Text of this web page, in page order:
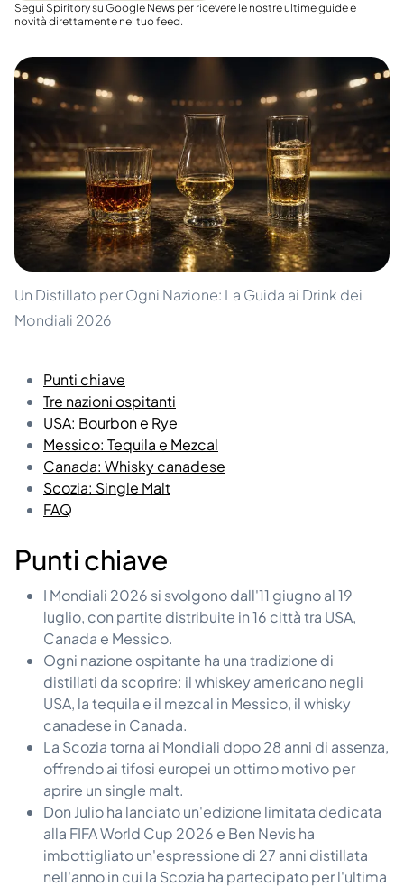
Segui Spiritory su Google News per ricevere le nostre ultime guide e
novità direttamente nel tuo feed.
Un Distillato per Ogni Nazione: La Guida ai Drink dei
Mondiali 2026
Punti chiave
Tre nazioni ospitanti
USA: Bourbon e Rye
Messico: Tequila e Mezcal
Canada: Whisky canadese
Scozia: Single Malt
FAQ
Punti chiave
I Mondiali 2026 si svolgono dall'11 giugno al 19
luglio, con partite distribuite in 16 città tra USA,
Canada e Messico.
Ogni nazione ospitante ha una tradizione di
distillati da scoprire: il whiskey americano negli
USA, la tequila e il mezcal in Messico, il whisky
canadese in Canada.
La Scozia torna ai Mondiali dopo 28 anni di assenza,
offrendo ai tifosi europei un ottimo motivo per
aprire un single malt.
Don Julio ha lanciato un'edizione limitata dedicata
alla FIFA World Cup 2026 e Ben Nevis ha
imbottigliato un'espressione di 27 anni distillata
nell'anno in cui la Scozia ha partecipato per l'ultima